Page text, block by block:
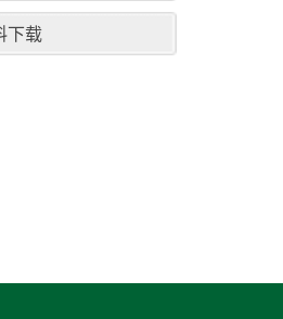
下载